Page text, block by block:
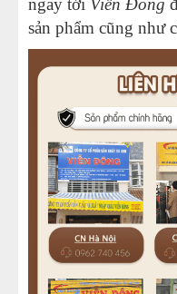
ngay tới Viễn Đông
sản phẩm cũng như